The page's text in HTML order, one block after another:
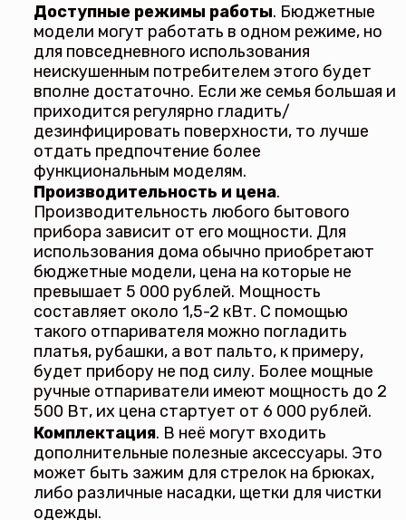
Доступные режимы работы. Бюджетные
модели могут работать в одном режиме, но
для повседневного использования
неискушенным потребителем этого будет
вполне достаточно. Если же семья большая и
приходится регулярно гладить/
дезинфицировать поверхности, то лучше
отдать предпочтение более
функциональным моделям.
Производительность и цена.
Производительность любого бытового
прибора зависит от его мощности. Для
использования дома обычно приобретают
бюджетные модели, цена на которые не
превышает 5 000 рублей. Мощность
составляет около 1,5-2 кВт. С помощью
такого отпаривателя можно погладить
платья, рубашки, а вот пальто, к примеру,
будет прибору не под силу. Более мощные
ручные отпариватели имеют мощность до 2
500 Вт, их цена стартует от 6 000 рублей.
Комплектация. В неё могут входить
дополнительные полезные аксессуары. Это
может быть зажим для стрелок на брюках,
либо различные насадки, щетки для чистки
одежды.